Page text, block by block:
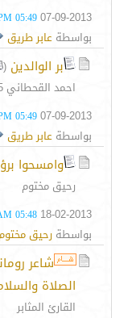
07-09-2013
05:49 PM
بواسطة عابر طريق
بر الوالدين (
احمد القحطاني 505
07-09-2013
05:49 PM
بواسطة عابر طريق
وامسحوا
رحيق مختوم
18-02-2013
05:48 AM
بواسطة رحيق
شاعر
الصلاة
القارئ المثابر